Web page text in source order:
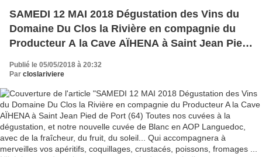
SAMEDI 12 MAI 2018 Dégustation des Vins du
Domaine Du Clos la Rivière en compagnie du
Producteur A la Cave AÏHENA à Saint Jean Pied
de Port (64) Toutes nos cuvées à la dégustation,
et notre nouvelle cuvée de Blanc en AOP
soleil... Qui accompagnera à merveilles vos
apéritifs, coquillages, crustacés, poissons,
fromages ... N'hésitez pas à venir nous serons
ravis de pouvoir discuter avec vous de nos
Publié le 05/05/2018 à 20:32
Par closlariviere